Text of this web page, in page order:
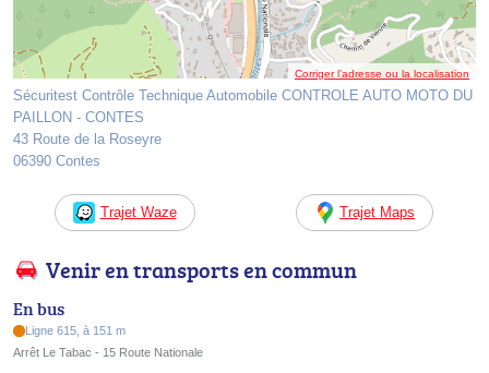
Corriger l’adresse ou la localisation
Sécuritest Contrôle Technique Automobile CONTROLE AUTO MOTO DU
PAILLON - CONTES
43 Route de la Roseyre
06390 Contes
Trajet Waze Trajet Maps
Venir en transports en commun
En bus
Ligne 615, à 151 m
Arrêt Le Tabac - 15 Route Nationale